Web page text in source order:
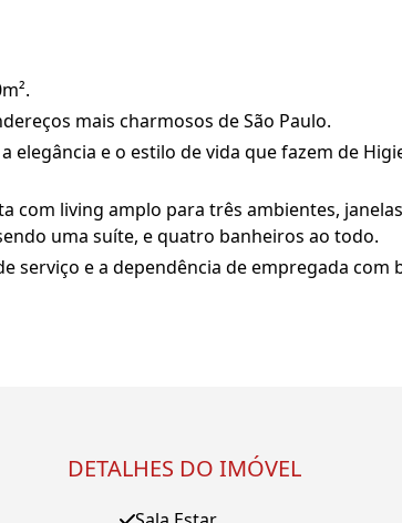
mais charmosos de São Paulo.
elegância e o estilo de vida que fazem de
com living amplo para três ambientes,
uma suíte, e quatro banheiros ao todo.
serviço e a dependência de empregada
DETALHES DO IMÓVEL